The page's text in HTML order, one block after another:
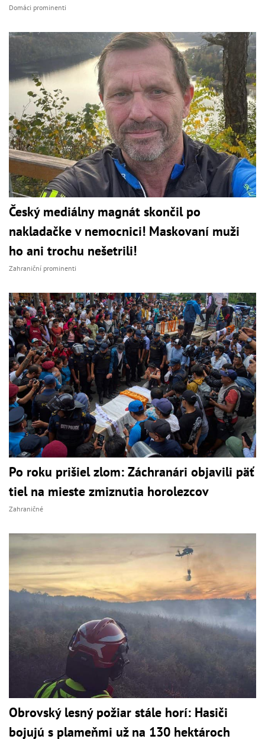
Domáci prominenti
Český mediálny magnát skončil po
nakladačke v nemocnici! Maskovaní muži
ho ani trochu nešetrili!
Zahraniční prominenti
Po roku prišiel zlom: Záchranári objavili päť
tiel na mieste zmiznutia horolezcov
Zahraničné
Obrovský lesný požiar stále horí: Hasiči
bojujú s plameňmi už na 130 hektároch